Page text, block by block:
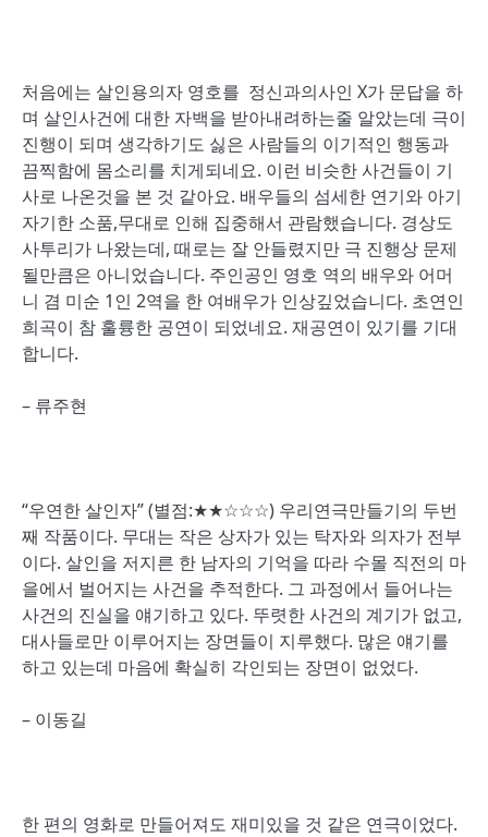
처음에는 살인용의자 영호를 정신과의사인 X가 문답을 하
며 살인사건에 대한 자백을 받아내려하는줄 알았는데 극이
진행이 되며 생각하기도 싫은 사람들의 이기적인 행동과
끔찍함에 몸소리를 치게되네요. 이런 비슷한 사건들이 기
사로 나온것을 본 것 같아요. 배우들의 섬세한 연기와 아기
자기한 소품,무대로 인해 집중해서 관람했습니다. 경상도
사투리가 나왔는데, 때로는 잘 안들렸지만 극 진행상 문제
될만큼은 아니었습니다. 주인공인 영호 역의 배우와 어머
니 겸 미순 1인 2역을 한 여배우가 인상깊었습니다. 초연인
희곡이 참 훌륭한 공연이 되었네요. 재공연이 있기를 기대
합니다.
– 류주현
“우연한 살인자” (별점:★★☆☆☆) 우리연극만들기의 두번
째 작품이다. 무대는 작은 상자가 있는 탁자와 의자가 전부
이다. 살인을 저지른 한 남자의 기억을 따라 수몰 직전의 마
을에서 벌어지는 사건을 추적한다. 그 과정에서 들어나는
사건의 진실을 얘기하고 있다. 뚜렷한 사건의 계기가 없고,
대사들로만 이루어지는 장면들이 지루했다. 많은 얘기를
하고 있는데 마음에 확실히 각인되는 장면이 없었다.
– 이동길
한 편의 영화로 만들어져도 재미있을 것 같은 연극이었다.